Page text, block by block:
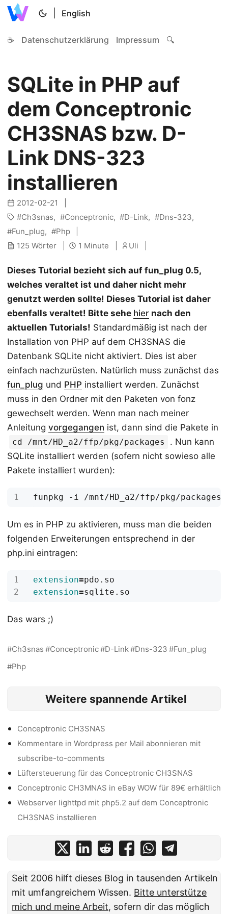
English
☕ Datenschutzerklärung Impressum 🔍
SQLite in PHP auf
dem Conceptronic
CH3SNAS bzw. D-
Link DNS-323
installieren
2012-02-21
Ch3snas
Conceptronic D-Link
Dns-323
Fun_plug
Php
125 Wörter
1 Minute Uli
Dieses Tutorial bezieht sich auf fun_plug 0.5,
welches veraltet ist und daher nicht mehr
genutzt werden sollte! Dieses Tutorial ist daher
ebenfalls veraltet! Bitte sehe hier nach den
aktuellen Tutorials! Standardmäßig ist nach der
Installation von PHP auf dem CH3SNAS die
Datenbank SQLite nicht aktiviert. Dies ist aber
einfach nachzurüsten. Natürlich muss zunächst das
fun_plug und PHP installiert werden. Zunächst
muss in den Ordner mit den Paketen von fonz
gewechselt werden. Wenn man nach meiner
Anleitung vorgegangen ist, dann sind die Pakete in
cd /mnt/HD_a2/ffp/pkg/packages
. Nun kann
SQLite installiert werden (sofern nicht sowieso alle
Pakete installiert wurden):
Um es in PHP zu aktivieren, muss man die beiden
folgenden Erweiterungen entsprechend in der
php.ini eintragen:
extension=
extension=
Das wars ;)
Ch3snas Conceptronic D-Link Dns-323
Fun_plug
Php
Weitere spannende Artikel
Conceptronic CH3SNAS
Kommentare in Wordpress per Mail abonnieren mit
subscribe-to-comments
Lüftersteuerung für das Conceptronic CH3SNAS
Conceptronic CH3MNAS in eBay WOW für 89€ erhältlich
Webserver lighttpd mit php5.2 auf dem Conceptronic
CH3SNAS installieren
Seit 2006 hilft dieses Blog in tausenden Artikeln
mit umfangreichem Wissen. Bitte unterstütze
mich und meine Arbeit, sofern dir das möglich